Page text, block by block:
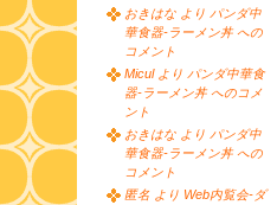
おきはな より パンダ中
華食器-ラーメン丼 への
コメント
Micul より パンダ中華食
器-ラーメン丼 へのコメ
ント
おきはな より パンダ中
華食器-ラーメン丼 への
コメント
匿名 より Web内覧会-ダ